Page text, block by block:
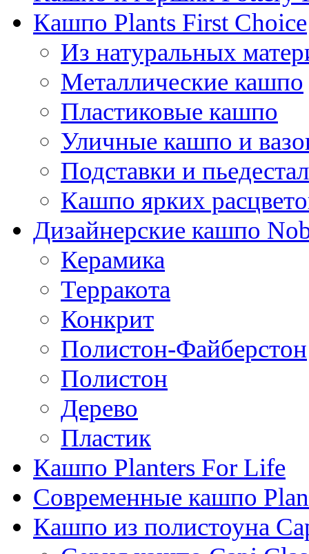
Кашпо Plants First Choice
Из натуральных
Металлические кашпо
Пластиковые кашпо
Уличные кашпо и
Подставки и
Кашпо ярких
Дизайнерские кашпо
Керамика
Терракота
Конкрит
Полистон-Файберстон
Полистон
Дерево
Пластик
Кашпо Planters For Life
Современные кашпо
Кашпо из полистоуна